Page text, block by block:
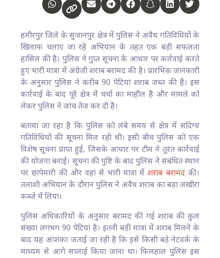
हमीरपुर जिले के सुजानपुर क्षेत्र में पुलिस ने अवैध गतिविधियों के
खिलाफ चलाए जा रहे अभियान के तहत एक बड़ी सफलता
हासिल की है। पुलिस ने गुप्त सूचना के आधार पर कार्रवाई करते
हुए भारी मात्रा में अंग्रेजी शराब बरामद की है। प्रारंभिक जानकारी
के अनुसार पुलिस ने करीब 90 पेटियां शराब जब्त की हैं। इस
कार्रवाई के बाद पूरे क्षेत्र में चर्चा का माहौल है और मामले को
लेकर पुलिस ने जांच तेज कर दी है।
बताया जा रहा है कि पुलिस को लंबे समय से क्षेत्र में संदिग्ध
गतिविधियों की सूचना मिल रही थी। इसी बीच पुलिस को एक
विशेष सूचना प्राप्त हुई, जिसके आधार पर टीम ने तुरंत कार्रवाई
की योजना बनाई। सूचना की पुष्टि के बाद पुलिस ने संबंधित स्थान
पर छापेमारी की और वहां से भारी मात्रा मेंशराब बरामदकी।
तलाशी अभियान के दौरान पुलिस ने अवैध शराब का बड़ा जखीरा
कब्जे में लिया।
पुलिस अधिकारियों के अनुसार बरामद की गई शराब की कुल
संख्या लगभग 90 पेटियां है। इतनी बड़ी मात्रा में शराब मिलने के
बाद यह आशंका जताई जा रही है कि इसे किसी बड़े नेटवर्क के
माध्यम से आगे सप्लाई किया जाना था। फिलहाल पुलिस इस